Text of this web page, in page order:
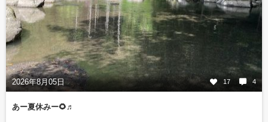
2026年8月05日 17 4
あー夏休みー🌻♬